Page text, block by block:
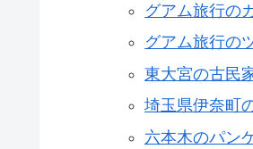
グアム旅行の
グアム旅行の
東大宮の古民
埼玉県伊奈町
六本木のパン